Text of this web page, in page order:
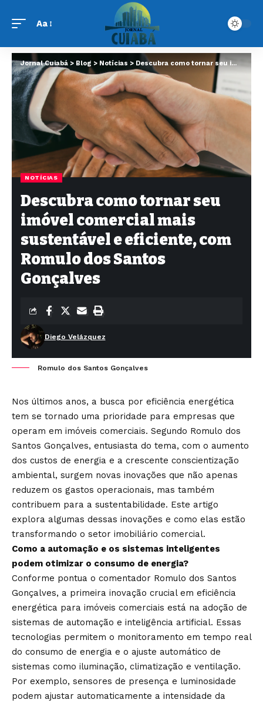
Aa
Jornal Cuiabá > Blog > Notícias > Descubra como tornar seu imóvel comercial mais sustentável e eficiente, com Romulo dos Santos Gonçalves
NOTÍCIAS
Descubra como tornar seu
imóvel comercial mais
sustentável e eficiente, com
Romulo dos Santos
Gonçalves
Diego Velázquez
Romulo dos Santos Gonçalves
Nos últimos anos, a busca por eficiência energética
tem se tornado uma prioridade para empresas que
operam em imóveis comerciais. Segundo Romulo dos
Santos Gonçalves, entusiasta do tema, com o aumento
dos custos de energia e a crescente conscientização
ambiental, surgem novas inovações que não apenas
reduzem os gastos operacionais, mas também
contribuem para a sustentabilidade. Este artigo
explora algumas dessas inovações e como elas estão
transformando o setor imobiliário comercial.
Como a automação e os sistemas inteligentes
podem otimizar o consumo de energia?
Conforme pontua o comentador Romulo dos Santos
Gonçalves, a primeira inovação crucial em eficiência
energética para imóveis comerciais está na adoção de
sistemas de automação e inteligência artificial. Essas
tecnologias permitem o monitoramento em tempo real
do consumo de energia e o ajuste automático de
sistemas como iluminação, climatização e ventilação.
Por exemplo, sensores de presença e luminosidade
podem ajustar automaticamente a intensidade da